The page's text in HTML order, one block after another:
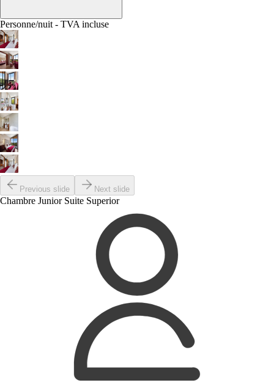
Personne/nuit - TVA incluse
Previous slide Next slide
Chambre Junior Suite Superior